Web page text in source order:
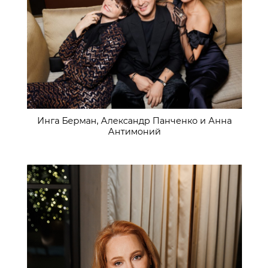
Инга Берман, Александр Панченко и Анна
Антимоний